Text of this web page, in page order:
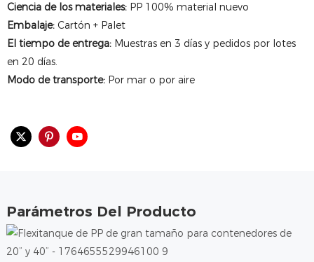
Ciencia de los materiales: PP 100% material nuevo
Embalaje: Cartón + Palet
El tiempo de entrega: Muestras en 3 días y pedidos por lotes
en 20 días.
Modo de transporte: Por mar o por aire
Parámetros Del Producto